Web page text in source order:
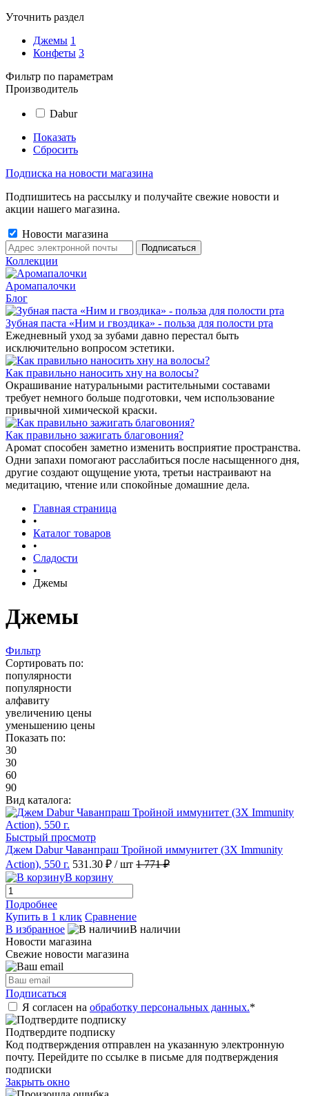
Уточнить раздел
Джемы 1
Конфеты 3
Фильтр по параметрам
Производитель
Dabur
Показать
Сбросить
Подписка на новости магазина
Подпишитесь на рассылку и получайте свежие новости и
акции нашего магазина.
Новости магазина
Коллекции
Аромапалочки
Блог
Зубная паста «Ним и гвоздика» - польза для полости рта
Ежедневный уход за зубами давно перестал быть
исключительно вопросом эстетики.
Как правильно наносить хну на волосы?
Окрашивание натуральными растительными составами
требует немного больше подготовки, чем использование
привычной химической краски.
Как правильно зажигать благовония?
Аромат способен заметно изменить восприятие пространства.
Одни запахи помогают расслабиться после насыщенного дня,
другие создают ощущение уюта, третьи настраивают на
медитацию, чтение или спокойные домашние дела.
Главная страница
•
Каталог товаров
•
Сладости
•
Джемы
Джемы
Фильтр
Сортировать по:
популярности
популярности
алфавиту
увеличению цены
уменьшению цены
Показать по:
30
30
60
90
Вид каталога:
Быстрый просмотр
Джем Dabur Чаванпраш Тройной иммунитет (3X Immunity
Action), 550 г. 531.30 ₽ / шт 1 771 ₽
В корзину
Подробнее
Купить в 1 клик Сравнение
В избранное
В наличии
Новости магазина
Свежие новости магазина
Подписаться
Я согласен на обработку персональных данных.*
Подтвердите подписку
Код подтверждения отправлен на указанную электронную
почту. Перейдите по ссылке в письме для подтверждения
подписки
Закрыть окно